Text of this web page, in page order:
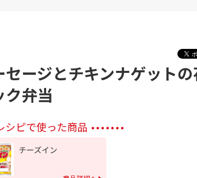
セージとチキンナゲット
ク弁当
シピで使った商品
チーズイン